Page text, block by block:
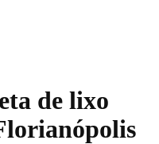
de lixo